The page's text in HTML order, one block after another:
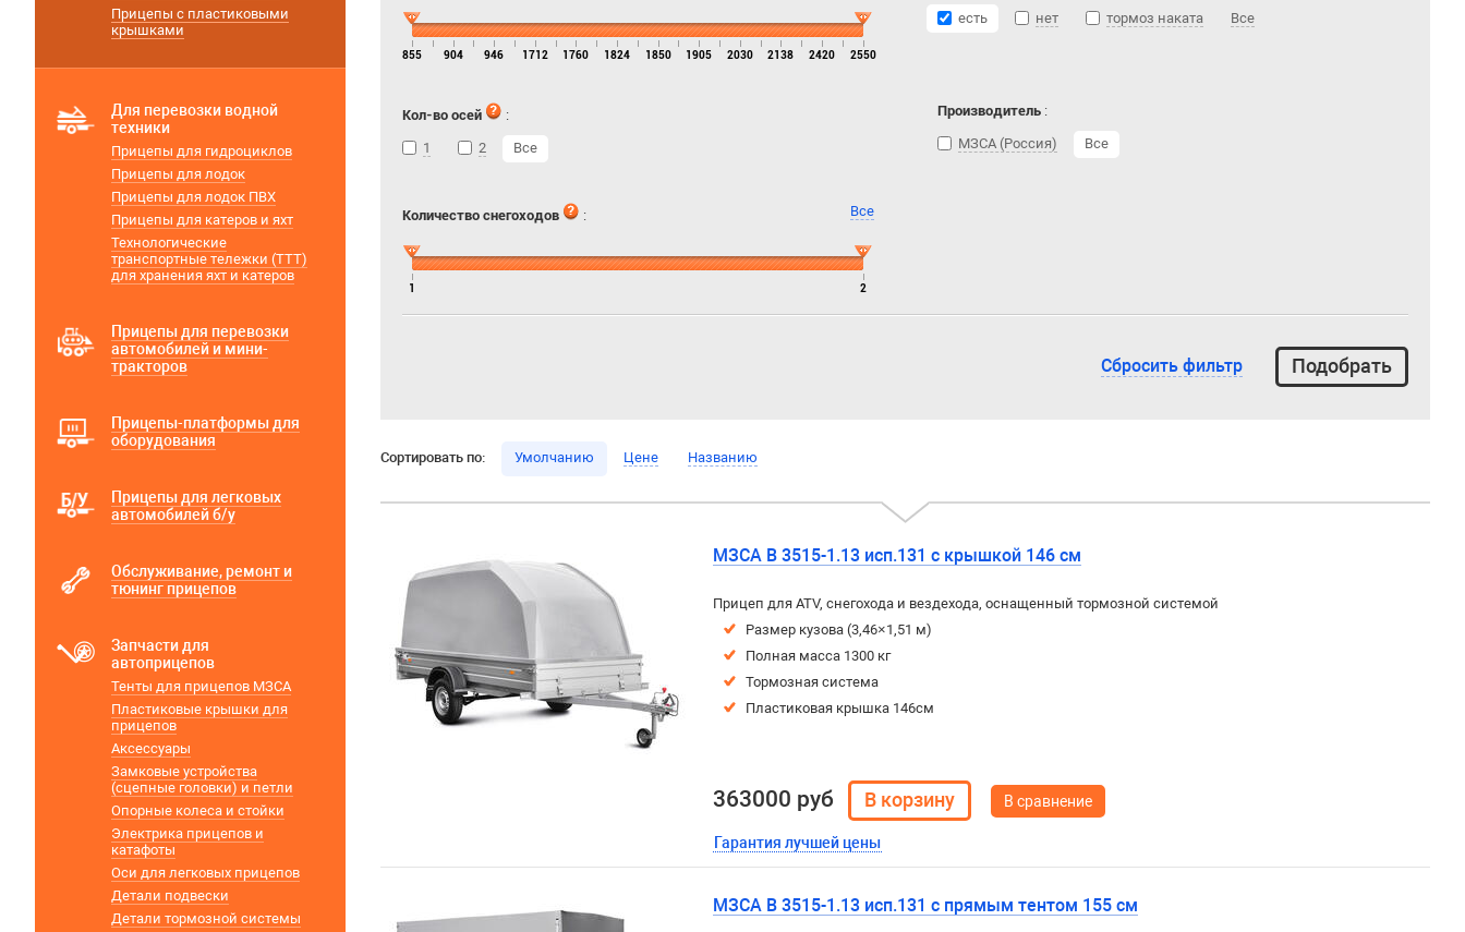
855 904 946 1712 1760 1824 1850 1905 2030 2138 2420 2550
есть
нет тормоз наката Все
Кол-во осей
:
1
2 Все
Производитель:
МЗСА (Россия)
Все
Количество снегоходов : Все
1 2
Сбросить фильтр
Сортировать по: Умолчанию Цене Названию
МЗСА B 3515-1.13 исп.131 с крышкой 146 см
Прицеп для ATV, снегохода и вездехода, оснащенный тормозной системой
Размер кузова (3,46×1,51 м)
Полная масса 1300 кг
Тормозная система
Пластиковая крышка 146см
363000 руб
Гарантия лучшей цены
В сравнение
МЗСА B 3515-1.13 исп.131 с прямым тентом 155 см
Прицепы с пластиковыми
крышками
Для перевозки водной
техники
Прицепы для гидроциклов
Прицепы для лодок
Прицепы для лодок ПВХ
Прицепы для катеров и яхт
Технологические
транспортные тележки (ТТТ)
для хранения яхт и катеров
Прицепы для перевозки
автомобилей и мини-
тракторов
Прицепы-платформы для
оборудования
Прицепы для легковых
автомобилей б/у
Обслуживание, ремонт и
тюнинг прицепов
Запчасти для
автоприцепов
Тенты для прицепов МЗСА
Пластиковые крышки для
прицепов
Аксессуары
Замковые устройства
(сцепные головки) и петли
Опорные колеса и стойки
Электрика прицепов и
катафоты
Оси для легковых прицепов
Детали подвески
Детали тормозной системы